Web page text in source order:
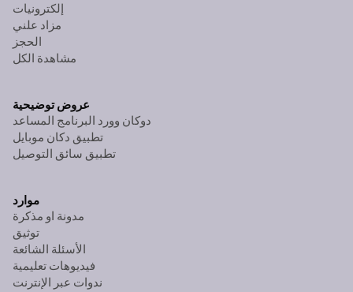
إلكترونيات
مزاد علني
الحجز
مشاهدة الكل
عروض توضيحية
دوكان وورد البرنامج المساعد
تطبيق دكان موبايل
تطبيق سائق التوصيل
موارد
مدونة او مذكرة
توثيق
الأسئلة الشائعة
فيديوهات تعليمية
ندوات عبر الإنترنت